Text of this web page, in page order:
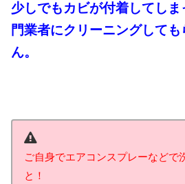
少しでもカビが付着してし
門業者にクリーニングして
ん。
ご自身でエアコンスプレーなどで
と！